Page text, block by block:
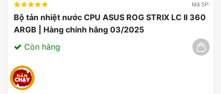
Mã SP:
Bộ tản nhiệt nước CPU ASUS ROG STRIX LC II 360
ARGB | Hàng chính hãng 03/2025
Còn hàng